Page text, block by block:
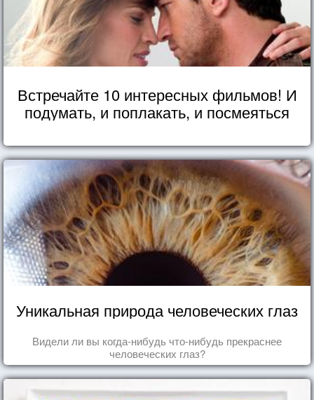
Встречайте 10 интересных фильмов! И
подумать, и поплакать, и посмеяться
Уникальная природа человеческих глаз
Видели ли вы когда-нибудь что-нибудь прекраснее
человеческих глаз?